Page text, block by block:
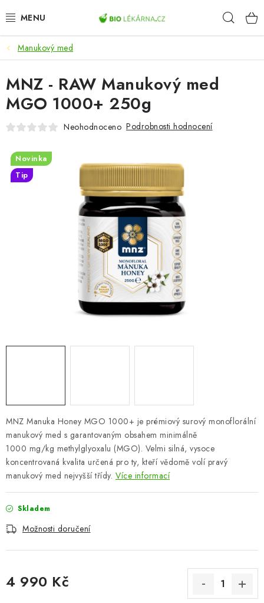
na
AKCE
DOPLŇKY STRAVY
PŘÍRODNÍ KOSMETIKA
ZDRAVÉ POTRAVINY
ZDRAVOTNÍ OKRUHY
Odborný garant MUDr. Monika Klaudysová
Jak nakupovat
Obchodní podmínky Kontakty
Slovník pojmů
Manukový med
MNZ Manuka Honey MGO 1000+ je prémiový surový monoflorální
manukový med s garantovaným obsahem minimálně
1000 mg/kg methylglyoxalu (MGO). Velmi silná, vysoce
koncentrovaná kvalita určená pro ty, kteří vědomě volí pravý
manukový med nejvyšší třídy. Více informací
Skladem
Možnosti doručení
4 990 Kč
MNZ - RAW Manukový med
MGO 1000+ 250g
Neohodnoceno Podrobnosti hodnocení
Novinka
Tip